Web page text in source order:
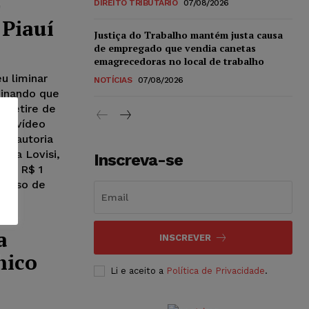
liminar
que
retire de
vídeo
autoria
Lovisi,
R$ 1
de
DIREITO TRIBUTÁRIO 07/08/2026
Justiça do Trabalho mantém justa causa
de empregado que vendia canetas
emagrecedoras no local de trabalho
NOTÍCIAS 07/08/2026
Inscreva-se
INSCREVER
Li e aceito a Política de Privacidade.